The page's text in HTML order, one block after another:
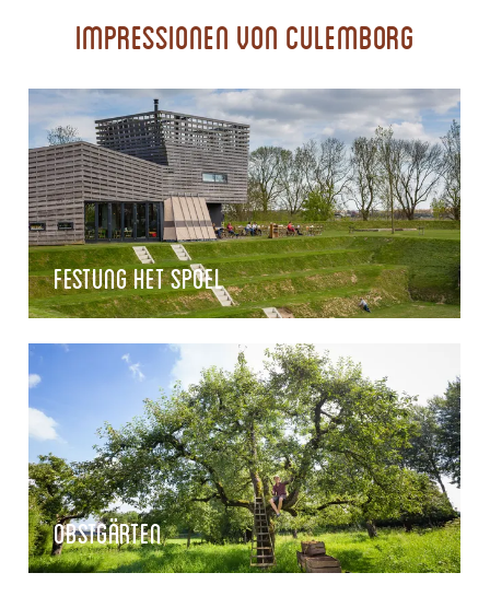
Impressionen von Culemborg
Festung het Spoel
Obstgärten